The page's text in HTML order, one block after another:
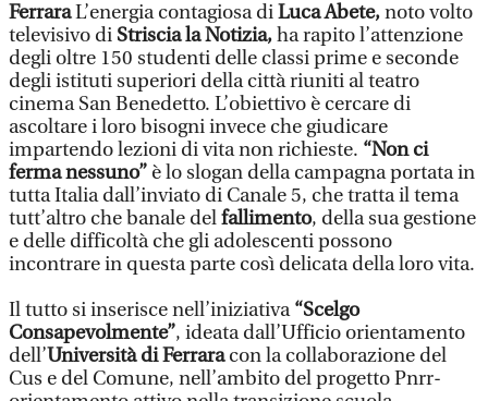
FerraraL’energia contagiosa diLuca Abete,noto volto
televisivo di Striscia la Notizia,ha rapito l’attenzione
degli oltre 150 studenti delle classi prime e seconde
degli istituti superiori della città riuniti al teatro
cinema San Benedetto. L’obiettivo è cercare di
ascoltare i loro bisogni invece che giudicare
impartendo lezioni di vita non richieste. “Non ci
ferma nessuno” è lo slogan della campagna portata in
tutta Italia dall’inviato di Canale 5, che tratta il tema
tutt’altro che banale delfallimento, della sua gestione
e delle difficoltà che gli adolescenti possono
incontrare in questa parte così delicata della loro vita.
Il tutto si inserisce nell’iniziativa“Scelgo
Consapevolmente”, ideata dall’Ufficio orientamento
dell’Università di Ferraracon la collaborazione del
Cus e del Comune, nell’ambito del progetto Pnrr-